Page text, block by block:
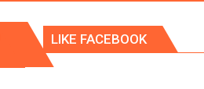
LIKE FACEBOOK